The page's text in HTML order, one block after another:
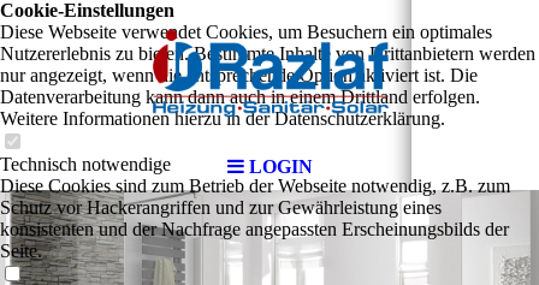
LOGIN
Cookie-Einstellungen
Diese Webseite verwendet Cookies, um Besuchern ein optimales
Nutzererlebnis zu bieten. Bestimmte Inhalte von Drittanbietern werden
nur angezeigt, wenn die entsprechende Option aktiviert ist. Die
Datenverarbeitung kann dann auch in einem Drittland erfolgen.
Weitere Informationen hierzu in der Datenschutzerklärung.
Technisch notwendige
Diese Cookies sind zum Betrieb der Webseite notwendig, z.B. zum
Schutz vor Hackerangriffen und zur Gewährleistung eines
konsistenten und der Nachfrage angepassten Erscheinungsbilds der
Seite.